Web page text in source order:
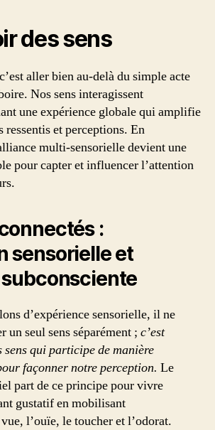
des sens
aller bien au-delà du simple acte
Nos sens interagissent
une expérience globale qui amplifie
ressentis et perceptions. En
multi-sensorielle devient une
pour capter et influencer l’attention
:
sensorielle et
d’expérience sensorielle, il ne
un seul sens séparément ; c’est
sens qui participe de manière
façonner notre perception. Le
part de ce principe pour vivre
gustatif en mobilisant
l’ouïe, le toucher et l’odorat.